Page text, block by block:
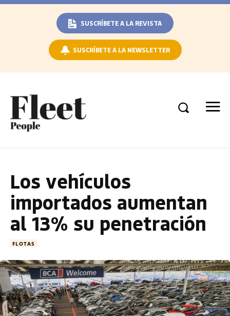
SUSCRÍBETE A LA REVISTA
SUSCRÍBETE A LA NEWSLETTER
Los vehículos
importados aumentan
al 13% su penetración
FLOTAS